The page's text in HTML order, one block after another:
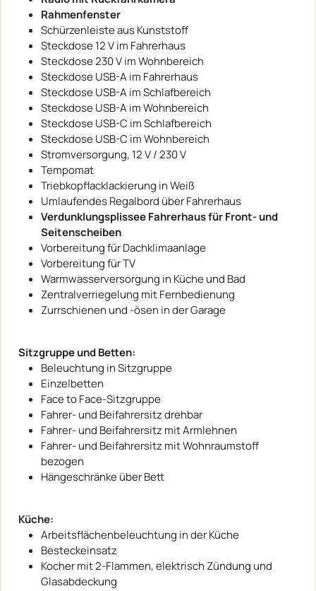
Rahmenfenster
Schürzenleiste aus Kunststoff
Steckdose 12 V im Fahrerhaus
Steckdose 230 V im Wohnbereich
Steckdose USB-A im Fahrerhaus
Steckdose USB-A im Schlafbereich
Steckdose USB-A im Wohnbereich
Steckdose USB-C im Schlafbereich
Steckdose USB-C im Wohnbereich
Stromversorgung, 12 V / 230 V
Tempomat
Triebkopflacklackierung in Weiß
Umlaufendes Regalbord über Fahrerhaus
Verdunklungsplissee Fahrerhaus für Front- und
Seitenscheiben
Vorbereitung für Dachklimaanlage
Vorbereitung für TV
Warmwasserversorgung in Küche und Bad
Zentralverriegelung mit Fernbedienung
Zurrschienen und -ösen in der Garage
Sitzgruppe und Betten:
Beleuchtung in Sitzgruppe
Einzelbetten
Face to Face-Sitzgruppe
Fahrer- und Beifahrersitz drehbar
Fahrer- und Beifahrersitz mit Armlehnen
Fahrer- und Beifahrersitz mit Wohnraumstoff
bezogen
Hängeschränke über Bett
Küche:
Arbeitsflächenbeleuchtung in der Küche
Besteckeinsatz
Kocher mit 2-Flammen, elektrisch Zündung und
Glasabdeckung